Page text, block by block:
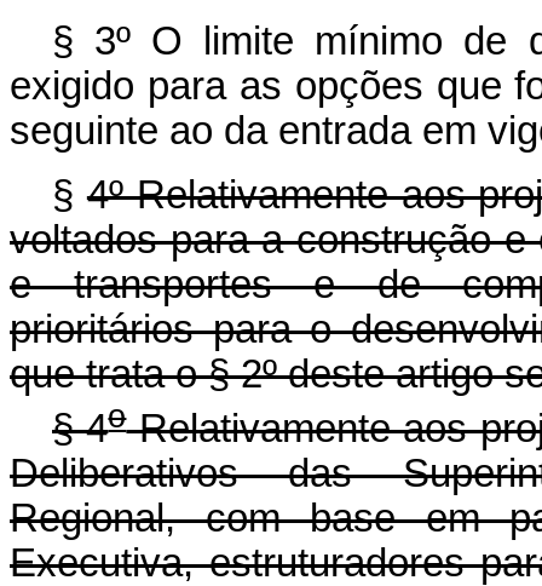
§ 3º O limite mínimo de
exigido para as opções que
seguinte ao da entrada em
§ 4º Relativamente aos
voltados para a construção
e transportes e de
prioritários para o
que trata o § 2º deste artigo
§ 4oRelativamente aos
Deliberativos das
Regional, com base em
Executiva, estruturadores